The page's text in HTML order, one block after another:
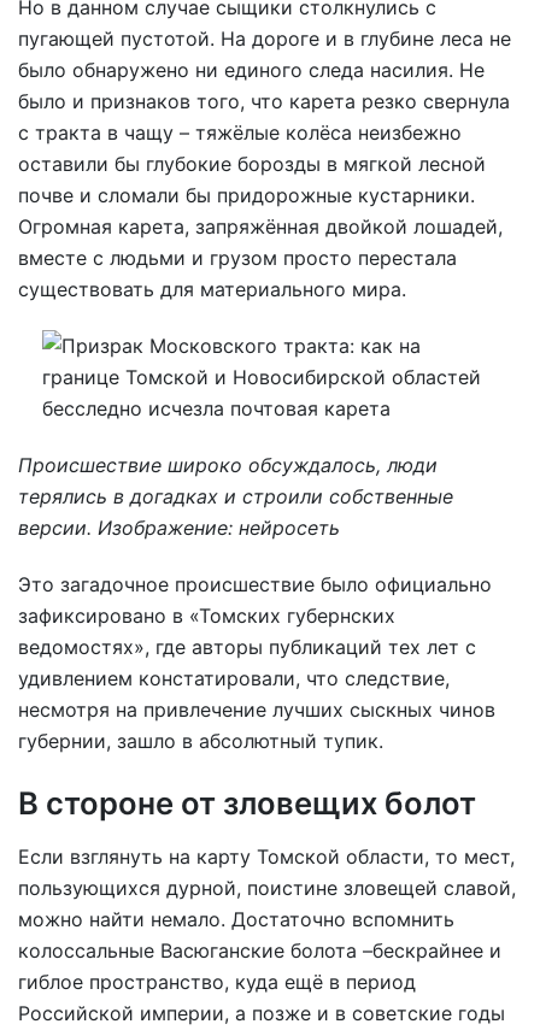
Но в данном случае сыщики столкнулись с
пугающей пустотой. На дороге и в глубине леса не
было обнаружено ни единого следа насилия. Не
было и признаков того, что карета резко свернула
с тракта в чащу – тяжёлые колёса неизбежно
оставили бы глубокие борозды в мягкой лесной
почве и сломали бы придорожные кустарники.
Огромная карета, запряжённая двойкой лошадей,
вместе с людьми и грузом просто перестала
существовать для материального мира.
Происшествие широко обсуждалось, люди
терялись в догадках и строили собственные
версии. Изображение: нейросеть
Это загадочное происшествие было официально
зафиксировано в «Томских губернских
ведомостях», где авторы публикаций тех лет с
удивлением констатировали, что следствие,
несмотря на привлечение лучших сыскных чинов
губернии, зашло в абсолютный тупик.
В стороне от зловещих болот
Если взглянуть на карту Томской области, то мест,
пользующихся дурной, поистине зловещей славой,
можно найти немало. Достаточно вспомнить
колоссальные Васюганские болота –бескрайнее и
гиблое пространство, куда ещё в период
Российской империи, а позже и в советские годы